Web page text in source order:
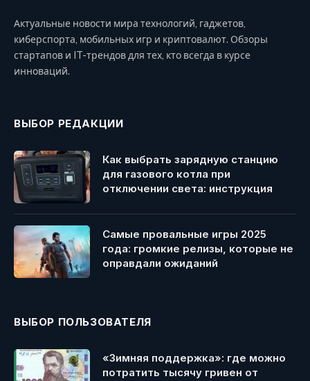
Актуальные новости мира технологий, гаджетов,
киберспорта, мобильных игр и криптовалют. Обзоры
стартапов и IT-трендов для тех, кто всегда в курсе
инноваций.
ВЫБОР РЕДАКЦИИ
Как выбрать зарядную станцию
для газового котла при
отключении света: инструкция
Самые провальные игры 2025
года: громкие релизы, которые не
оправдали ожиданий
ВЫБОР ПОЛЬЗОВАТЕЛЯ
«Зимняя поддержка»: где можно
потратить тысячу гривен от